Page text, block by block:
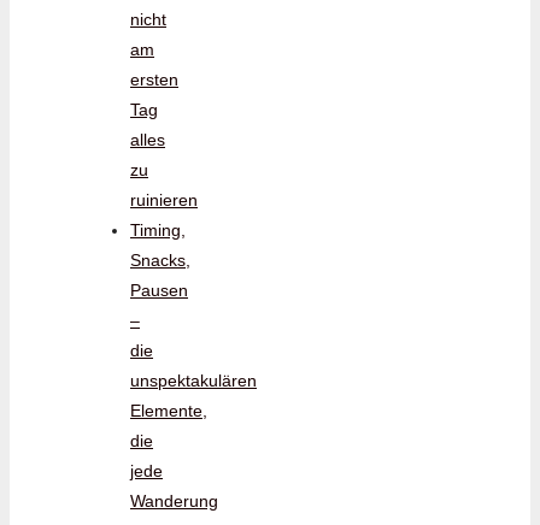
nicht
am
ersten
Tag
alles
zu
ruinieren
Timing,
Snacks,
Pausen
–
die
unspektakulären
Elemente,
die
jede
Wanderung